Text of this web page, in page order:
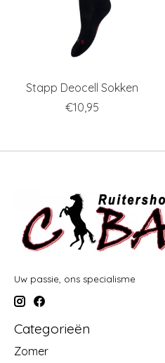
Stapp Deocell Sokken
€10,95
Uw passie, ons specialisme
Categorieën
Zomer